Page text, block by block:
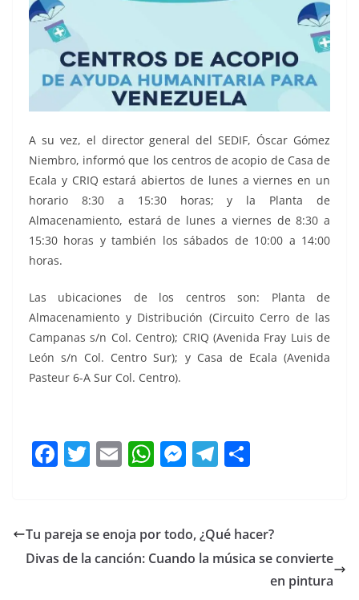
A su vez, el director general del SEDIF, Óscar Gómez
Niembro, informó que los centros de acopio de Casa de
Ecala y CRIQ estará abiertos de lunes a viernes en un
horario 8:30 a 15:30 horas; y la Planta de
Almacenamiento, estará de lunes a viernes de 8:30 a
15:30 horas y también los sábados de 10:00 a 14:00
horas.
Las ubicaciones de los centros son: Planta de
Almacenamiento y Distribución (Circuito Cerro de las
Campanas s/n Col. Centro); CRIQ (Avenida Fray Luis de
León s/n Col. Centro Sur); y Casa de Ecala (Avenida
Pasteur 6-A Sur Col. Centro).
F
e
b
T
er
E
l
W
s
A
M
e
n
T
gr
a
p
ar
tir
Tu pareja se enoja por todo, ¿Qué hacer?
Divas de la canción: Cuando la música se convierte
en pintura